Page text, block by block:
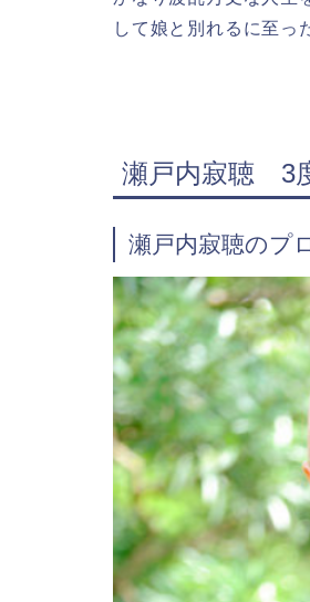
して娘と別れるに至っ
瀬戸内寂聴 3
瀬戸内寂聴のプ